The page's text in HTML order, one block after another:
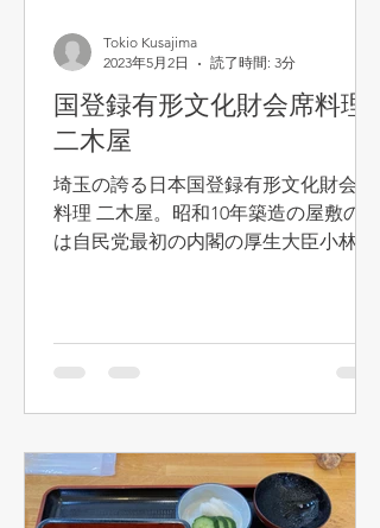
国登録有形文化財会席料理
二木屋
埼玉の誇る日本国登録有形文化財会席
料理 二木屋。昭和10年築造の屋敷の主
は自民党最初の内閣の厚生大臣小林英
良いお宅に迷い込んでしまった...
Tokio Kusajima
2023年5月2日
読了時間: 3分